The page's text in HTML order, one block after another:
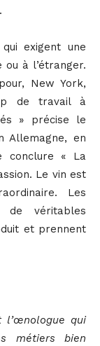
exigent une
à l’étranger.
New York,
de travail à
» précise le
Allemagne, en
conclure « La
Le vin est
Les
véritables
et prennent
l’œnologue qui
métiers bien